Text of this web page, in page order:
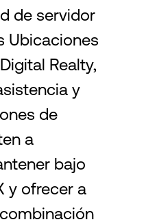
de servidor
Ubicaciones
Realty,
y
de
a
bajo
y ofrecer a